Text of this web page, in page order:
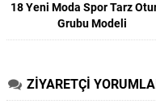
18 Yeni Moda Spor Tarz
Grubu Modeli
ZİYARETÇİ